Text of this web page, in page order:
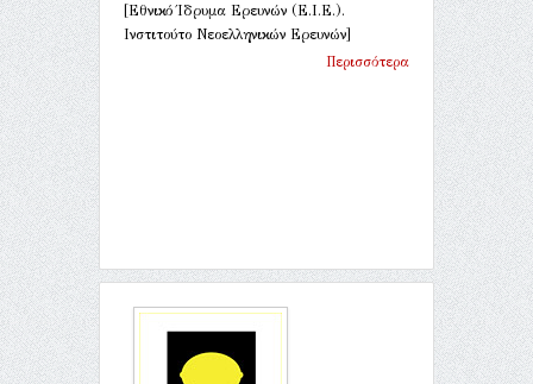
[Εθνικό Ίδρυμα Ερευνών (Ε.Ι.Ε.).
Ινστιτούτο Νεοελληνικών Ερευνών]
Περισσότερα